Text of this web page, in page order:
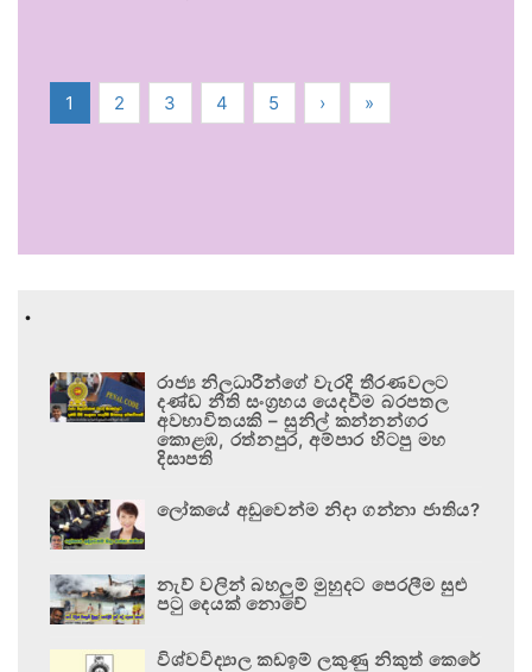
1 2 3 4 5 › »
.
රාජ්‍ය නිලධාරීන්ගේ වැරදි තීරණවලට
දණ්ඩ නීති සංග්‍රහය යෙදවීම බරපතල
අවභාවිතයකි – සුනිල් කන්නන්ගර
කොළඹ, රත්නපුර, අම්පාර හිටපු මහ
දිසාපති
ලෝකයේ අඩුවෙන්ම නිදා ගන්නා ජාතිය?
නැව් වලින් බහලුම් මුහුදට පෙරලීම සුළු
පටු දෙයක් නොවේ
විශ්වවිද්‍යාල කඩඉම් ලකුණු නිකුත් කෙරේ